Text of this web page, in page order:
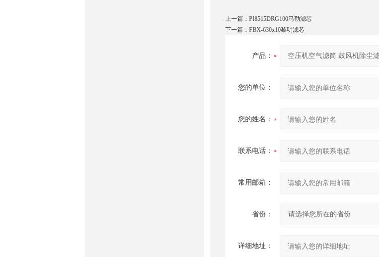
上一篇： PI8515DRG100马勒滤芯
下一篇： FBX-630x10黎明滤芯
产品：
您的单位：
您的姓名：
联系电话：
常用邮箱：
省份：
详细地址：